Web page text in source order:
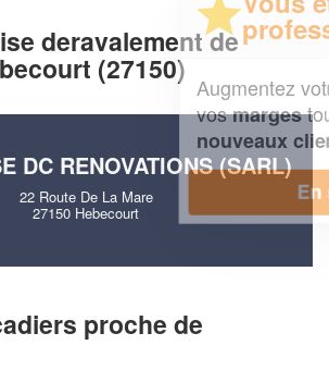
deravalement de
(27150)
DC RENOVATIONS (SARL)
22 Route De La Mare
27150 Hebecourt
proche de
professionnel ?
votre chiffre d'affaireset
margestout en gagnant de
En savoir plus